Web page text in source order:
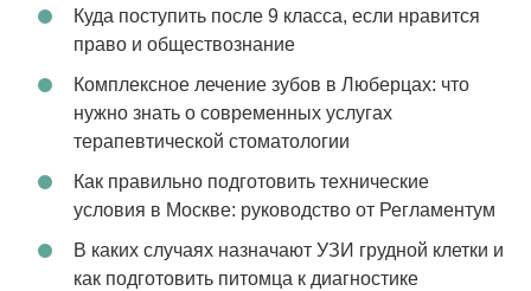
Куда поступить после 9 класса, если нравится
право и обществознание
Комплексное лечение зубов в Люберцах: что
нужно знать о современных услугах
терапевтической стоматологии
Как правильно подготовить технические
условия в Москве: руководство от Регламентум
В каких случаях назначают УЗИ грудной клетки и
как подготовить питомца к диагностике